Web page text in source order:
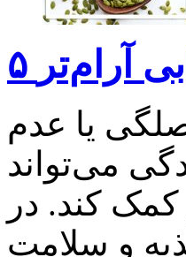
آرام‌تر
یا عدم
می‌تواند
کمک کند. در
و سلامت